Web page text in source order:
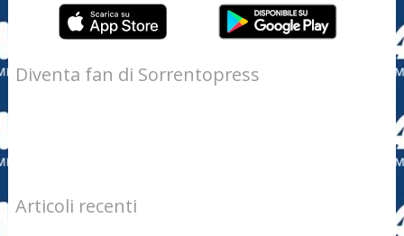
Diventa fan di Sorrentopress
Articoli recenti